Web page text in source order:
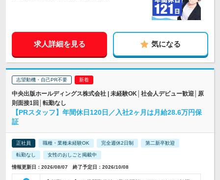
求人詳細を見る 気になる
志望動機・自己PR不要
中央出版ホールディングス株式会社 | 未経験OK│社会人デビュー歓迎│原
則面接1回│転勤なし
【PRスタッフ】年間休日120日／入社2ヶ月は月給28.6万円保
証
正社員 職種・業種未経験OK 完全週休2日制 第二新卒歓迎
転勤なし 女性のおしごと掲載中
情報更新日：2026/08/07 終了予定日：2026/10/08